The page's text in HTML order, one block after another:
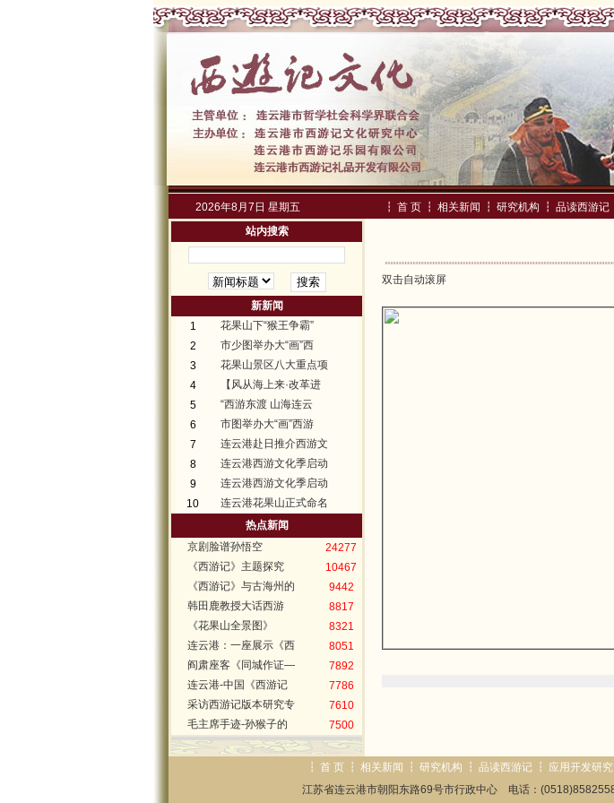
2026年8月7日 星期五 ┇ 首 页 ┇ 相关新闻 ┇ 研究机构 ┇ 品读西游记
站内搜索
新新闻
1
花果山下“猴王争霸”
2
市少图举办大“画”西
3
花果山景区八大重点项
4
【风从海上来·改革进
5
“西游东渡 山海连云
6
市图举办大“画”西游
7
连云港赴日推介西游文
8
连云港西游文化季启动
9
连云港西游文化季启动
10
连云港花果山正式命名
热点新闻
京剧脸谱孙悟空
24277
《西游记》主题探究
10467
《西游记》与古海州的
9442
韩田鹿教授大话西游
8817
《花果山全景图》
8321
连云港：一座展示《西
8051
阎肃座客《同城作证—
7892
连云港-中国《西游记
7786
采访西游记版本研究专
7610
毛主席手迹-孙猴子的
7500
双击自动滚屏
┇ 首 页 ┇ 相关新闻 ┇ 研究机构 ┇ 品读西游记 ┇ 应用开发研究
江苏省连云港市朝阳东路69号市行政中心 电话：